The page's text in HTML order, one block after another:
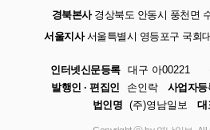
경북본사경상북도 안동시 풍천면
서울지사서울특별시 영등포구 국회
인터넷신문등록 대구 아00221
발행인 · 편집인
손인락 사업자등
법인명 (주)영남일보 대